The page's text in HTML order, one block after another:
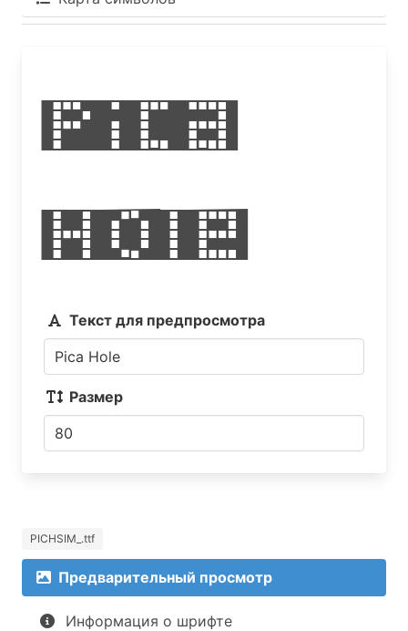
Pica
Hole
Текст для предпросмотра
Размер
PICHSIM_.ttf
Предварительный просмотр
Информация о шрифте